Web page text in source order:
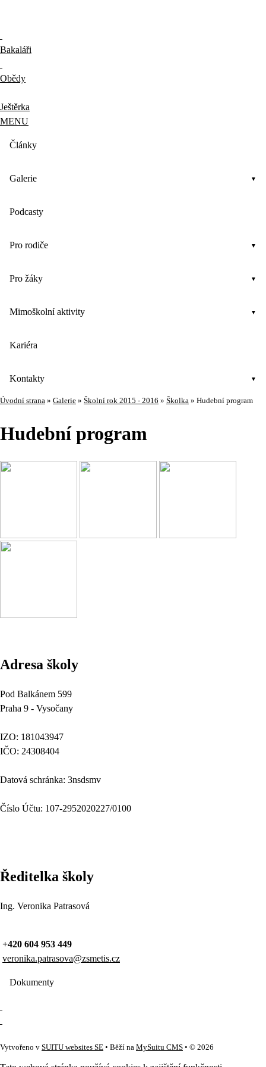
Bakaláři
Obědy
Ještěrka
MENU
Články
Galerie
Podcasty
Pro rodiče
Pro žáky
Mimoškolní aktivity
Kariéra
Kontakty
Úvodní strana » Galerie » Školní rok 2015 - 2016 » Školka » Hudební program
Hudební program
Adresa školy
Pod Balkánem 599
Praha 9 - Vysočany
IZO: 181043947
IČO: 24308404
Datová schránka: 3nsdsmv
Číslo Účtu: 107-2952020227/0100
Ředitelka školy
Ing. Veronika Patrasová
+420 604 953 449
veronika.patrasova@zsmetis.cz
Dokumenty
Vytvořeno v SUITU websites SE • Běží na MySuitu CMS • © 2026